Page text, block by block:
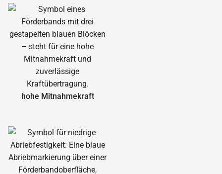
hohe Mitnahmekraft